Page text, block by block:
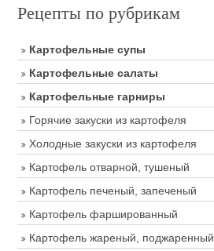
Рецепты по рубрикам
Картофельные супы
Картофельные салаты
Картофельные гарниры
Горячие закуски из картофеля
Холодные закуски из картофеля
Картофель отварной, тушеный
Картофель печеный, запеченый
Картофель фаршированный
Картофель жареный, поджаренный